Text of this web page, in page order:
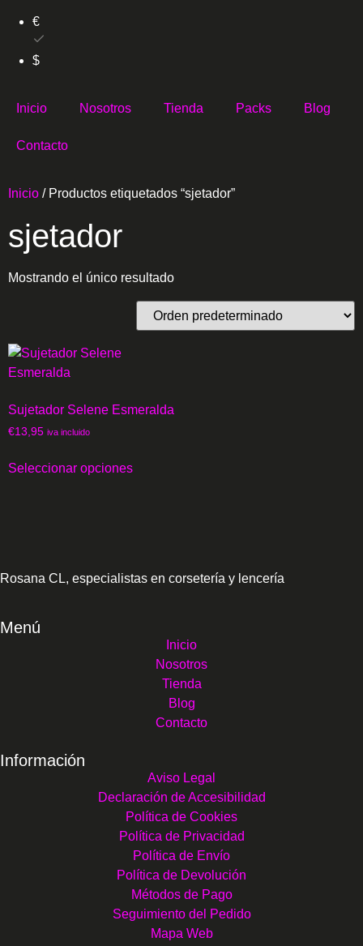
€
$
Inicio Nosotros Tienda Packs Blog
Contacto
Inicio / Productos etiquetados “sjetador”
sjetador
Mostrando el único resultado
Sujetador Selene Esmeralda
€13,95 iva incluido
Seleccionar opciones
Rosana CL, especialistas en corsetería y lencería
Menú
Inicio
Nosotros
Tienda
Blog
Contacto
Información
Aviso Legal
Declaración de Accesibilidad
Política de Cookies
Política de Privacidad
Política de Envío
Política de Devolución
Métodos de Pago
Seguimiento del Pedido
Mapa Web